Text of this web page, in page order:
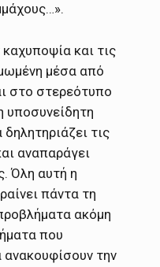
και τις
μέσα από
στο στερεότυπο
υποσυνείδητη
τις
αναπαράγει
Όλη αυτή η
πάντα τη
ακόμη
που
την